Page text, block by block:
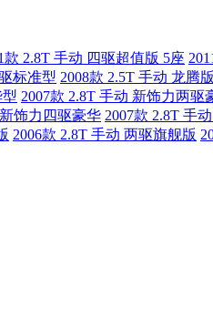
款 2.8T 手动 四驱超值版 5座
标准型 2008款 2.5T 手动 龙腾
2007款 2.8T 手动 新饰力两驱
饰力四驱豪华 2007款 2.8T 手
2006款 2.8T 手动 两驱旗舰版